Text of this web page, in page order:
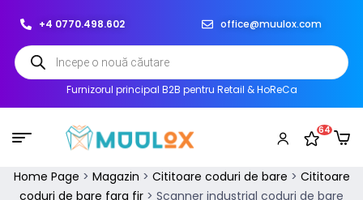
+4 0770.498.602 office@muulox.com
Furnizorul principal B2B pentru Retail & HoReCa
64
Home Page > Magazin > Cititoare coduri de bare > Cititoare
coduri de bare fara fir > Scanner industrial coduri de bare